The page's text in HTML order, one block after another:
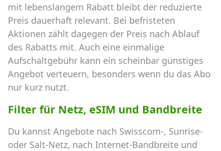
mit lebenslangem Rabatt bleibt der reduzierte
Preis dauerhaft relevant. Bei befristeten
Aktionen zählt dagegen der Preis nach Ablauf
des Rabatts mit. Auch eine einmalige
Aufschaltgebühr kann ein scheinbar günstiges
Angebot verteuern, besonders wenn du das Abo
nur kurz nutzt.
Filter für Netz, eSIM und Bandbreite
Du kannst Angebote nach Swisscom-, Sunrise-
oder Salt-Netz, nach Internet-Bandbreite und